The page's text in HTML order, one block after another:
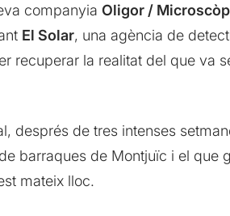
companyia Oligor /
El Solar, una agència de
recuperar la realitat del que va
després de tres intenses
barraques de Montjuïc i el que
mateix lloc.